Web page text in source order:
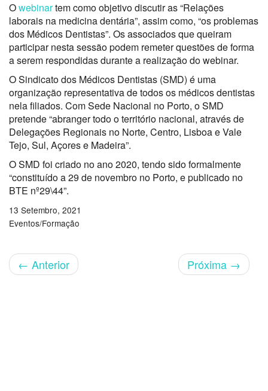
Owebinartem como objetivo discutir as “Relações
laborais na medicina dentária”, assim como, “os problemas
dos Médicos Dentistas”. Os associados que queiram
participar nesta sessão podem remeter questões de forma
a serem respondidas durante a realização do webinar.
O Sindicato dos Médicos Dentistas (SMD) é uma
organização representativa de todos os médicos dentistas
nela filiados. Com Sede Nacional no Porto, o SMD
pretende “abranger todo o território nacional, através de
Delegações Regionais no Norte, Centro, Lisboa e Vale
Tejo, Sul, Açores e Madeira”.
O SMD foi criado no ano 2020, tendo sido formalmente
“constituído a 29 de novembro no Porto, e publicado no
BTE nº29\44”.
13 Setembro, 2021
Eventos/Formação
← Anterior Próxima →